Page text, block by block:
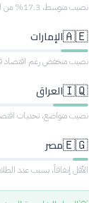
نصيب متوسط، 17.3% من الإنفاق العام
🇦🇪الإمارات
نصيب منخفض رغم اقتصاد
🇮🇶العراق
نصيب متواضع، تحديات
🇪🇬مصر
الأقل إنفاقاً، بسبب عدد الطلاب